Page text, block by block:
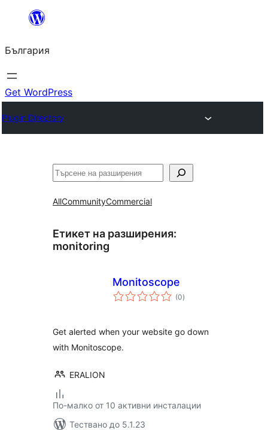
България
Get WordPress
Plugin Directory
Търсене
AllCommunityCommercial
Етикет на разширения:
monitoring
Monitoscope
(0общо
оценки
)
Get alerted when your website go down
with Monitoscope.
ERALION
По-малко от 10 активни инсталации
Тествано до 5.1.23